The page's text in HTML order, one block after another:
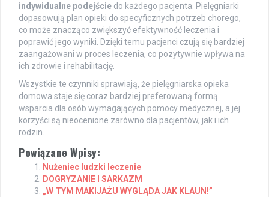
indywidualne podejście do każdego pacjenta. Pielęgniarki
dopasowują plan opieki do specyficznych potrzeb chorego,
co może znacząco zwiększyć efektywność leczenia i
poprawić jego wyniki. Dzięki temu pacjenci czują się bardziej
zaangażowani w proces leczenia, co pozytywnie wpływa na
ich zdrowie i rehabilitację.
Wszystkie te czynniki sprawiają, że pielęgniarska opieka
domowa staje się coraz bardziej preferowaną formą
wsparcia dla osób wymagających pomocy medycznej, a jej
korzyści są nieocenione zarówno dla pacjentów, jak i ich
rodzin.
Powiązane Wpisy:
Nużeniec ludzki leczenie
DOGRYZANIE I SARKAZM
„W TYM MAKIJAŻU WYGLĄDA JAK KLAUN!”